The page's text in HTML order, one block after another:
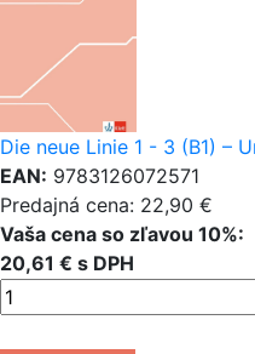
Die neue Linie 1 - 3 (B1) –
EAN: 9783126072571
Predajná cena: 22,90 €
Vaša cena so zľavou 10%:
20,61 € s DPH